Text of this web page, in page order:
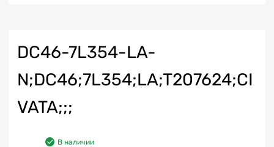
DC46-7L354-LA-
N;DC46;7L354;LA;T207624;CI
VATA;;;
В наличии